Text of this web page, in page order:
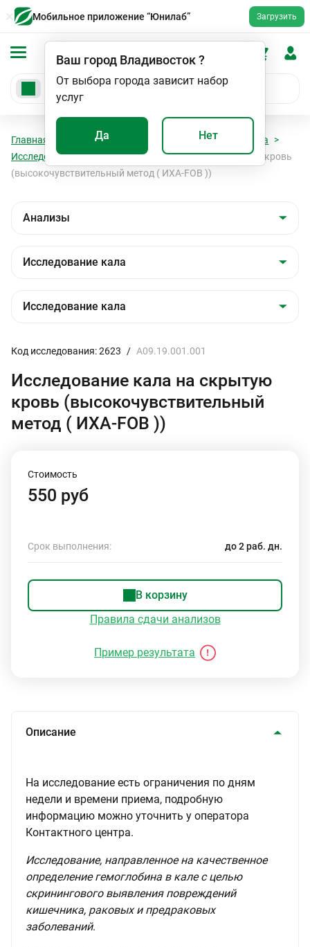
Мобильное приложение “Юнилаб” Загрузить
Ваш город Владивосток?
От выбора города зависит набор
услуг
Да Нет
Главная Анализы
Исследование кала
Исследование кала
Исследование кала на скрытую кровь
(высокочувствительный метод ( ИХА-FOB ))
Код исследования: 2623 / A09.19.001.001
Исследование кала на скрытую
кровь (высокочувствительный
метод ( ИХА-FOB ))
Стоимость
550 руб
Срок выполнения: до 2 раб. дн.
В корзину
Правила сдачи анализов
Пример результата
Описание
На исследование есть ограничения по дням
недели и времени приема, подробную
информацию можно уточнить у оператора
Контактного центра.
Исследование, направленное на качественное
определение гемоглобина в кале с целью
скринингового выявления повреждений
кишечника, раковых и предраковых
заболеваний.